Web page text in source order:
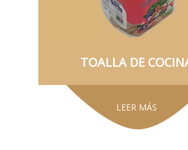
TOALLA DE
LEER MÁS